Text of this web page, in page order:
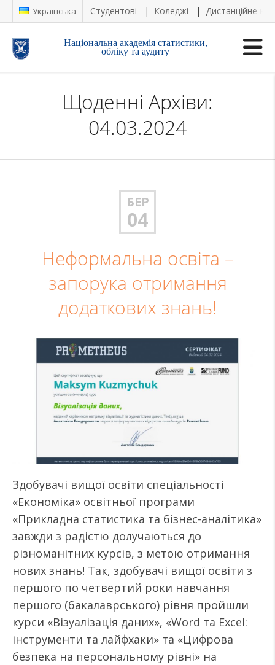
Українська Студентові Коледжі Дистанційне
Національна академія статистики,
обліку та аудиту
Щоденні Архіви:
04.03.2024
БЕР
04
Неформальна освіта –
запорука отримання
додаткових знань!
Здобувачі вищої освіти спеціальності
«Економіка» освітньої програми
«Прикладна статистика та бізнес-аналітика»
завжди з радістю долучаються до
різноманітних курсів, з метою отримання
нових знань! Так, здобувачі вищої освіти з
першого по четвертий роки навчання
першого (бакалаврського) рівня пройшли
курси «Візуалізація даних», «Word та Excel:
інструменти та лайфхаки» та «Цифрова
безпека на персональному рівні» на